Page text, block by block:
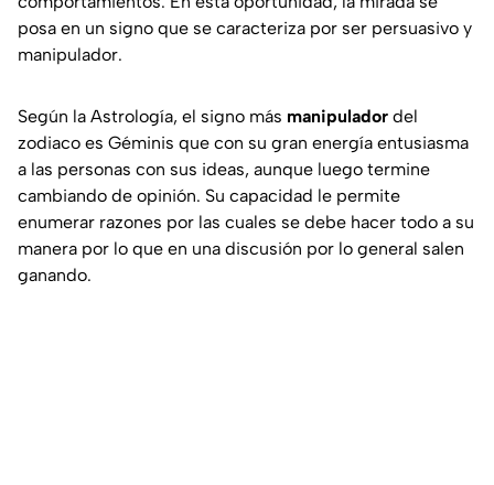
posa en un signo que se caracteriza por ser persuasivo y
manipulador.
Según la Astrología, el signo más manipulador del
zodiaco es Géminis que con su gran energía entusiasma
a las personas con sus ideas, aunque luego termine
cambiando de opinión. Su capacidad le permite
enumerar razones por las cuales se debe hacer todo a su
manera por lo que en una discusión por lo general salen
ganando.